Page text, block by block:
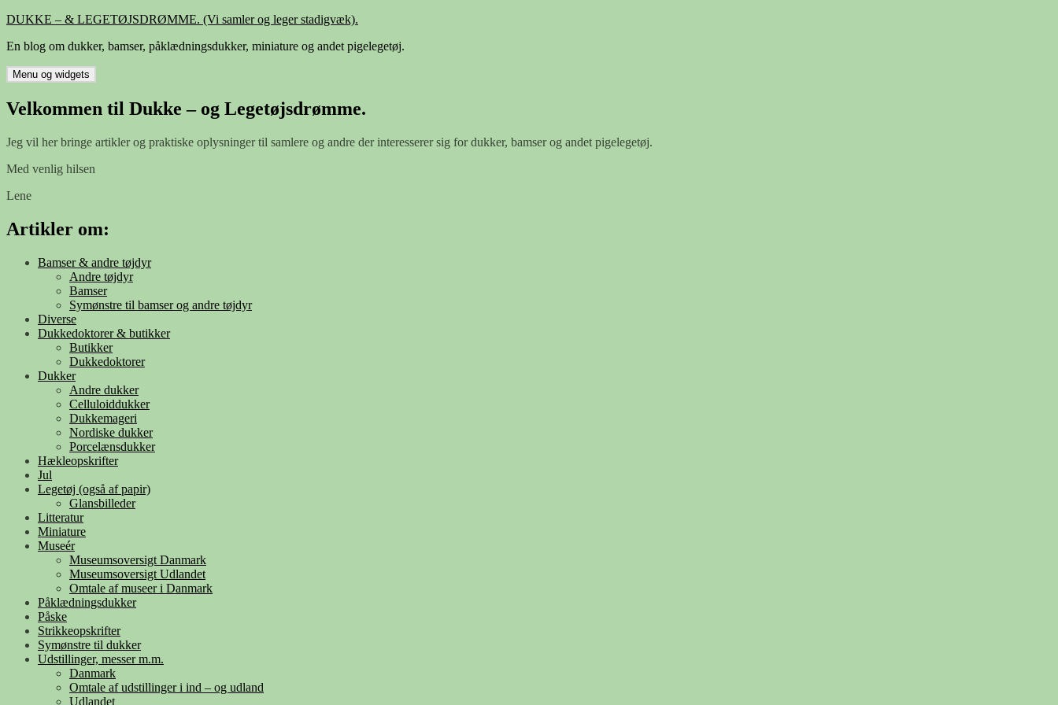
Hop
indhold
DUKKE – & LEGETØJSDRØMME. (Vi samler og leger stadigvæk).
En blog om dukker, bamser, påklædningsdukker, miniature og andet pigelegetøj.
Menu og widgets
Velkommen til Dukke – og Legetøjsdrømme.
Jeg vil her bringe artikler og praktiske oplysninger til samlere og andre der interesserer sig for dukker, bamser og andet pigelegetøj.
Med venlig hilsen
Lene
Artikler om:
Bamser & andre tøjdyr
Andre tøjdyr
Bamser
Symønstre til bamser og andre tøjdyr
Diverse
Dukkedoktorer & butikker
Butikker
Dukkedoktorer
Dukker
Andre dukker
Celluloiddukker
Dukkemageri
Nordiske dukker
Porcelænsdukker
Hækleopskrifter
Jul
Legetøj (også af papir)
Glansbilleder
Litteratur
Miniature
Museér
Museumsoversigt Danmark
Museumsoversigt Udlandet
Omtale af museer i Danmark
Påklædningsdukker
Påske
Strikkeopskrifter
Symønstre til dukker
Udstillinger, messer m.m.
Danmark
Omtale af udstillinger i ind – og udland
Udlandet